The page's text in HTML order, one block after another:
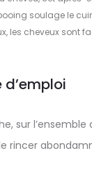
soulage le
les cheveux sont
d’emploi
sur
rincer